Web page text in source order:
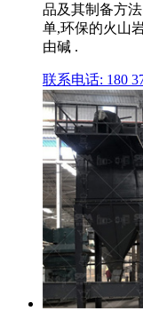
品及其制备方
单,环保的火山
由碱 .
联系电话: 180